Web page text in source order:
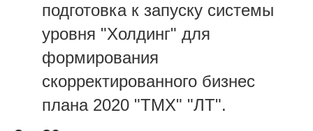
подготовка к запуску системы
уровня "Холдинг" для
формирования
скорректированного бизнес
плана 2020 "ТМХ" "ЛТ".